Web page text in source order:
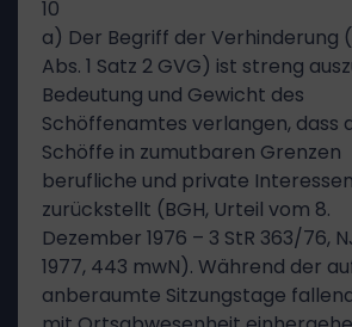
10
a) Der Begriff der Verhinderung
Abs. 1 Satz 2 GVG) ist streng
Bedeutung und Gewicht des
Schöffenamtes verlangen, dass
Schöffe in zumutbaren Grenzen
berufliche und private Interessen
zurückstellt (BGH, Urteil vom 8.
Dezember 1976 – 3 StR 363/76,
1977, 443 mwN). Während der
anberaumte Sitzungstage